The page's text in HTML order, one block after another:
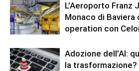
L’Aeroporto Franz
Monaco di
operation con
Adozione dell’AI:
la trasformazione?